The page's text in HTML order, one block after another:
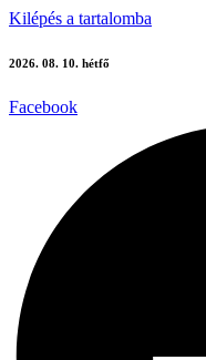
Kilépés a tartalomba
2026. 08. 10. hétfő
Facebook